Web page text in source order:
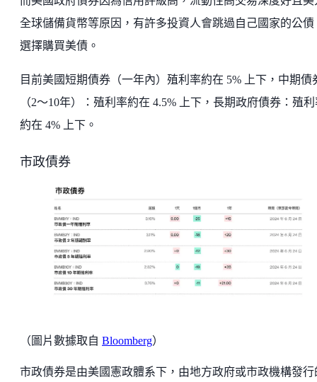
全球儲備貨幣等原因，有許多投資人會跳過自己國家的公債
選擇購買美債。
目前美國短期債券（一年內）殖利率約在 5% 上下，中期債
（2～10年）：殖利率約在 4.5% 上下，長期政府債券：殖
約在 4% 上下。
市政債券
（圖片數據取自 Bloomberg）
市政債券是由美國憲政體系下，由地方政府或市政機構發行